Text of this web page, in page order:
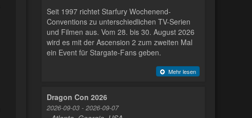
Seit 1997 richtet Starfury Wochenend-
Conventions zu unterschiedlichen TV-Serien
und Filmen aus. Vom 28. bis 30. August 2026
wird es mit der Ascension 2 zum zweiten Mal
ein Event für Stargate-Fans geben.
Mehr lesen
Dragon Con 2026
2026-09-03 - 2026-09-07